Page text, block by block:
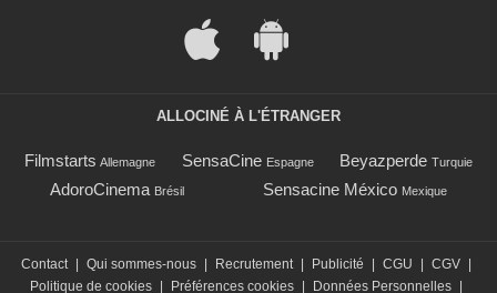
ALLOCINÉ À L'ÉTRANGER
Filmstarts Allemagne SensaCine Espagne Beyazperde Turquie
AdoroCinema Brésil Sensacine México Mexique
Contact Qui sommes-nous Recrutement Publicité CGU CGV
Politique de cookies
Préférences cookies Données Personnelles